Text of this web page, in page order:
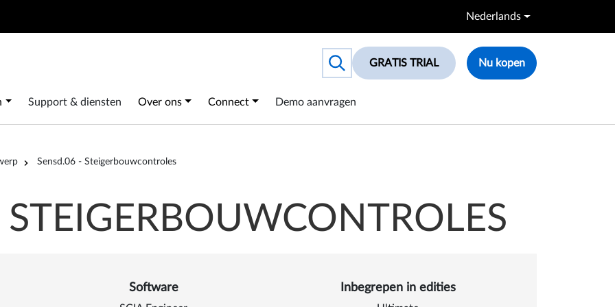
Nederlands
Toggle search box
GRATIS TRIAL Nu kopen
navigation
Support & diensten Over ons Connect Demo aanvragen
Sensd.06 - Steigerbouwcontroles
Software Inbegrepen in edities